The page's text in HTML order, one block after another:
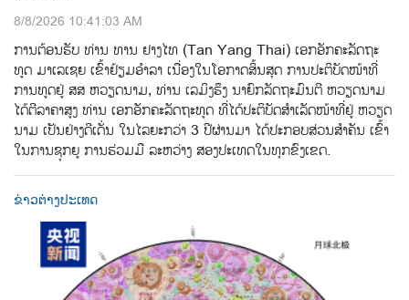
8/8/2026 10:41:03 AM
ການ​ຕ້ອນ​ຮັບ​ ທ່ານ ທານ ຢາງໄທ (Tan Yang Thai) ​ເອກ​ອັກ​ຄະ​ລັດ​ຖະ​
ທູດ ມາ​ເລ​ເຊຍ ເຂົ້າ​ຢ້ຽມ​ອຳ​ລາ​ ເນື່ອງ​ໃນ​ໂອ​ກາດ​ສິ້ນ​ສຸດ​ ການ​ປະ​ຕິ​ບັດ​ໜ້າ​ທີ່​
ການ​ທູດ​ຢູ່ ສສ ຫວຽດ​ນາມ, ທ່ານ​ ເລ​ມິ​ງ​ຮຶງ ນາ​ຍົກ​ລັດ​ຖະ​ມົນ​ຕີ ຫວຽດ​ນາມ
ໄດ້​ຕີ​ລາ​ຄາ​ສູງ​ ທ່ານ ເອກ​ອັກ​ຄະ​ລັດ​ຖະ​ທູດ ທີ່​ໄດ້​ປະ​ຕິ​ບັດ​ສຳ​ເລັດ​ໜ້າ​ທີ່​ຢູ່ ຫວຽດ​
ນາມ​ ເປັນ​ຢ່າງ​ດີເດັ່ນ ໃນ​ໄລ​ຍະ​ກວ່າ 3 ປີ​ຜ່ານ​ມາ ໄດ້​ປະ​ກອບ​ສ່ວນ​ສຳ​ຄັນ ​ເຂົ້າ
ໃນ​ການ​ຊຸກ​ຍູ​ ການ​ຮ່ວມ​ມື​ ລະ​ຫວ່າງ ​ສອງ​ປະ​ເທດ​ໃນ​ທຸກ​ຂົງ​ເຂດ.
ຂ່າວຕ່າງປະເທດ